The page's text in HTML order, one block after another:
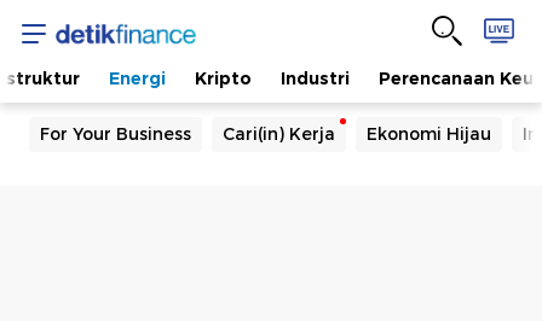
Energi Kripto Industri Perencanaan
For Your Business Cari(in) Kerja Ekonomi Hijau